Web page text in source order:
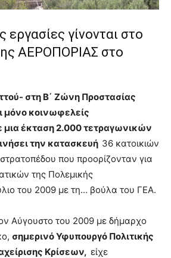
εργασίες γίνονται στο
ΑΕΡΟΠΟΡΙΑΣ στο
στη Β΄ Ζώνη Προστασίας
μόνο κοινωφελείς
μια έκταση 2.000 τετραγωνικών
την κατασκευή 36 κατοικιών
που προορίζονταν για
της Πολεμικής
του 2009 με τη… βούλα του ΓΕΑ.
Αύγουστο του 2009 με δήμαρχο
σημερινόΥφυπουργό Πολιτικής
Κρίσεων, είχε